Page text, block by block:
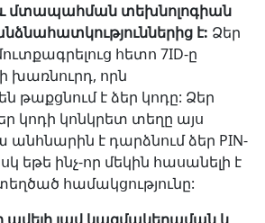
մտապահման տեխնոլոգիան
է: Ձեր
հետո 7ID-ը
խառնուրդ, որն
թաքցնում է ձեր կոդը: Ձեր
կոդի կոնկրետ տեղը այս
անհնարին է դարձնում ձեր PIN-
եթե ինչ-որ մեկին հասանելի է
համակցությունը: